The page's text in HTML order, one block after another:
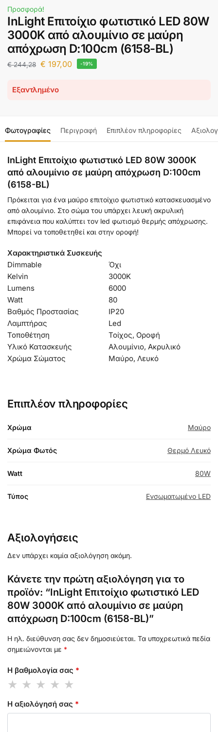
Προσφορά!
InLight Επιτοίχιο φωτιστικό LED 80W
3000K από αλουμίνιο σε μαύρη
απόχρωση D:100cm (6158-BL)
€244,28 € 197,00 -19%
Εξαντλημένο
Φωτογραφίες Περιγραφή Επιπλέον πληροφορίες
InLight Επιτοίχιο φωτιστικό LED 80W 3000K
από αλουμίνιο σε μαύρη απόχρωση D:100cm
(6158-BL)
Πρόκειται για ένα μαύρο επιτοίχιο φωτιστικό κατασκευασμένο
από αλουμίνιο. Στο σώμα του υπάρχει λευκή ακρυλική
επιφάνεια που καλύπτει τον led φωτισμό θερμής απόχρωσης.
Μπορεί να τοποθετηθεί και στην οροφή!
Χαρακτηριστικά Συσκευής
Dimmable
Όχι
Kelvin
3000Κ
Lumens
6000
Watt
80
Βαθμός Προστασίας
IP20
Λαμπτήρας
Led
Τοποθέτηση
Τοίχος, Οροφή
Υλικό Κατασκευής
Αλουμίνιο, Ακρυλικό
Χρώμα Σώματος
Μαύρο, Λευκό
Επιπλέον πληροφορίες
Χρώμα Μαύρο
Χρώμα Φωτός Θερμό Λευκό
Watt 80W
Τύπος Ενσωματωμένο LED
Αξιολογήσεις
Δεν υπάρχει καμία αξιολόγηση ακόμη.
Κάνετε την πρώτη αξιολόγηση για το
προϊόν: “InLight Επιτοίχιο φωτιστικό LED
80W 3000K από αλουμίνιο σε μαύρη
απόχρωση D:100cm (6158-BL)”
Η ηλ. διεύθυνση σας δεν δημοσιεύεται. Τα υποχρεωτικά πεδία
σημειώνονται με *
Η βαθμολογία σας *
Η αξιολόγησή σας *